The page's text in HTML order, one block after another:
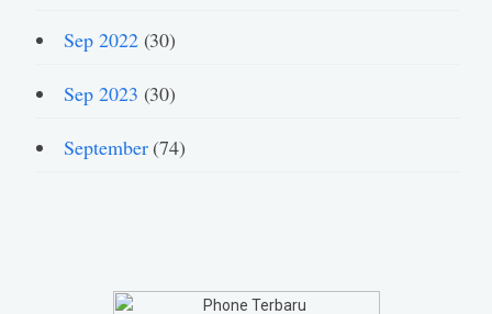
Sep 2022(30)
Sep 2023 (30)
September(74)